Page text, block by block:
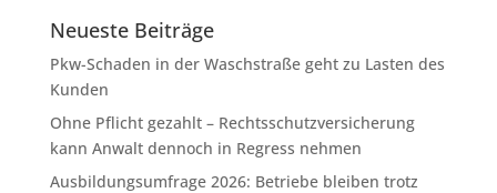
Neueste Beiträge
Pkw-Schaden in der Waschstraße geht zu Lasten des
Kunden
Ohne Pflicht gezahlt – Rechtsschutzversicherung
kann Anwalt dennoch in Regress nehmen
Ausbildungsumfrage 2026: Betriebe bleiben trotz